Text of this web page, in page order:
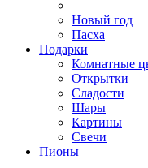
Новый год
Пасха
Подарки
Комнатные
Открытки
Сладости
Шары
Картины
Свечи
Пионы